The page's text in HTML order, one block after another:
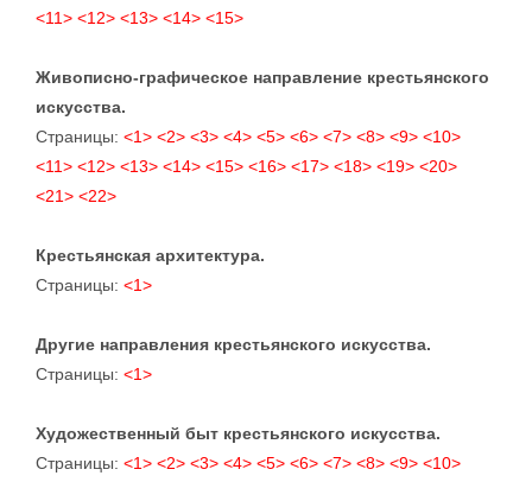
<11> <12> <13> <14> <15>
Живописно-графическое направление крестьянского
искусства.
Страницы: <1> <2> <3> <4> <5> <6> <7> <8> <9> <10>
<11> <12> <13> <14> <15> <16> <17> <18> <19> <20>
<21> <22>
Крестьянская архитектура.
Страницы: <1>
Другие направления крестьянского искусства.
Страницы: <1>
Художественный быт крестьянского искусства.
Страницы: <1> <2> <3> <4> <5> <6> <7> <8> <9> <10>